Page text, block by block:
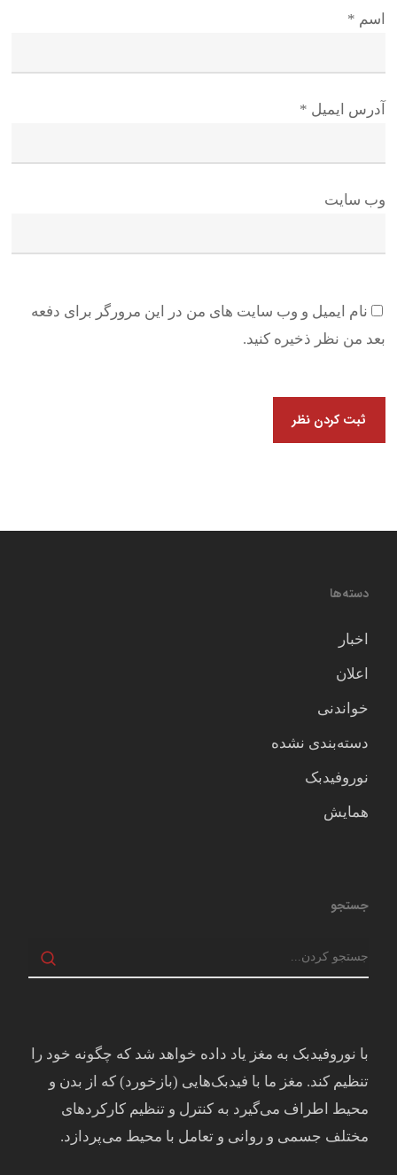
اسم *
آدرس ایمیل *
وب سایت
نام ایمیل و وب سایت های من در این مرورگر برای دفعه
بعد من نظر ذخیره کنید.
دسته‌ها
اخبار
اعلان
خواندنی
دسته‌بندی نشده
نوروفیدبک
همایش
جستجو
با نوروفیدبک به مغز ياد داده خواهد شد كه چگونه خود را
تنظيم كند. مغز ما با فيدبک‌هايی (بازخورد) که از بدن و
محيط اطراف می‌گيرد به کنترل و تنظيم کارکردهای
مختلف جسمی و روانی و تعامل با محيط می‌پردازد.